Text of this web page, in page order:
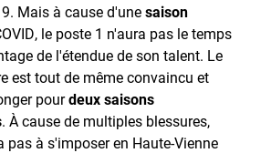
Mais à cause d'unesaison
le poste 1 n'aura pas le temps
de l'étendue de son talent. Le
est tout de même convaincu et
pourdeux saisons
. À cause de multiples blessures,
pas à s'imposer en Haute-Vienne